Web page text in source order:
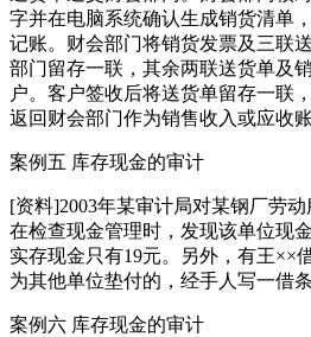
字并在电脑系统确认生成销货清单
记账。财会部门将销货发票及三联
部门留存一联，其余两联送货单及
户。客户签收后将送货单留存一联
返回财会部门作为销售收入或应收账
案例五 库存现金的审计
[资料]2003年某审计局对某钢厂劳动
在检查现金管理时，发现该单位现
实存现金只有19元。另外，有王××
为其他单位垫付的，经手人写一借条
案例六 库存现金的审计